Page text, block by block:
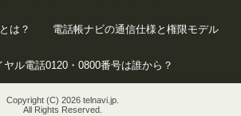
は？ 電話帳ナビの通信仕様と権限モデル
ヤル電話0120・0800番号は誰から？
Copyright (C) 2026 telnavi.jp.
All Rights Reserved.